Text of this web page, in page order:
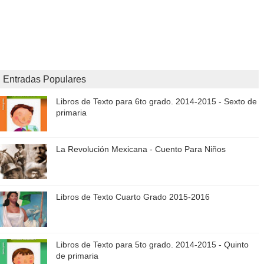
Entradas Populares
Libros de Texto para 6to grado. 2014-2015 - Sexto de
primaria
La Revolución Mexicana - Cuento Para Niños
Libros de Texto Cuarto Grado 2015-2016
Libros de Texto para 5to grado. 2014-2015 - Quinto
de primaria